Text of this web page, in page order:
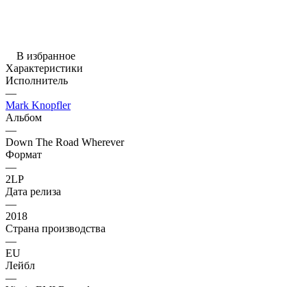
В избранное
Характеристики
Исполнитель
—
Mark Knopfler
Альбом
—
Down The Road Wherever
Формат
—
2LP
Дата релиза
—
2018
Страна производства
—
EU
Лейбл
—